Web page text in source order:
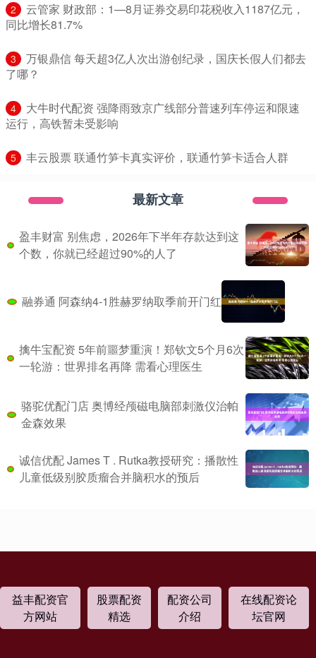
2
​云管家 财政部：1—8月证券交易印花税收入1187亿元，
同比增长81.7%
3
​万银鼎信 每天超3亿人次出游创纪录，国庆长假人们都去
了哪？
4
​大牛时代配资 强降雨致京广线部分普速列车停运和限速
运行，高铁暂未受影响
5 ​丰云股票 联通竹笋卡真实评价，联通竹笋卡适合人群
最新文章
盈丰财富 别焦虑，2026年下半年存款达到这
个数，你就已经超过90%的人了
融券通 阿森纳4-1胜赫罗纳取季前开门红
擒牛宝配资 5年前噩梦重演！郑钦文5个月6次
一轮游：世界排名再降 需看心理医生
骆驼优配门店 奥博经颅磁电脑部刺激仪治帕
金森效果
诚信优配 James T . Rutka教授研究：播散性
儿童低级别胶质瘤合并脑积水的预后
益丰配资官
方网站
股票配资
精选
配资公司
介绍
在线配资论
坛官网